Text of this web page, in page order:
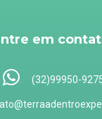
em
(32)99950-